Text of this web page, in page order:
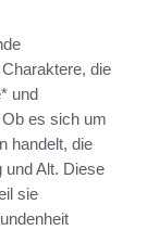
die
und
es sich um
handelt, die
und Alt. Diese
sie